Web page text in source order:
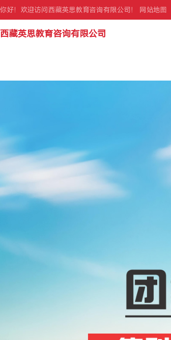
你好！欢迎访问西藏英思教育咨询有限公司！ 网站地图
西藏英思教育咨询有限公司